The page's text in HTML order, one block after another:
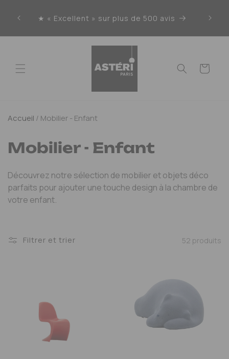
passer★ « Excellent » sur plus de 500 avis
Panier
Accueil / Mobilier - Enfant
Mobilier - Enfant
Découvrez notre sélection de mobilier et objets déco
parfaits pour ajouter une touche design à la chambre de
votre enfant.
Filtrer et trier 52 produits